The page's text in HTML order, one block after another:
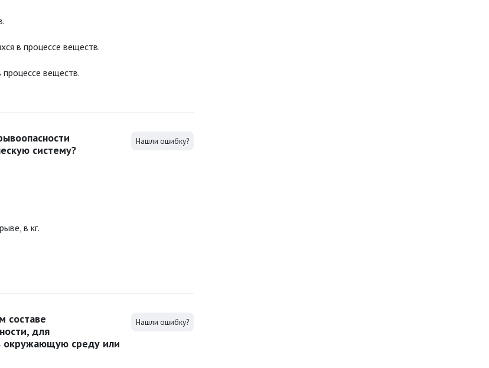
в процессе веществ.
веществ.
систему?
Нашли ошибку?
в кг.
составе
для
окружающую среду или
Нашли ошибку?